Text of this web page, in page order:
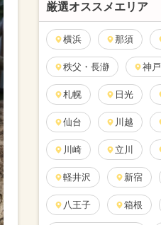
厳選オススメエリア
横浜 那須
秩父・長瀞 神戸
札幌 日光
仙台 川越
川崎 立川
軽井沢 新宿
八王子 箱根